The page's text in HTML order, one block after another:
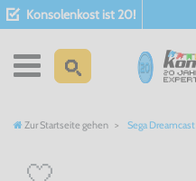
Konsolenkost ist 20!
Zur Startseite gehen Sega Dreamcast